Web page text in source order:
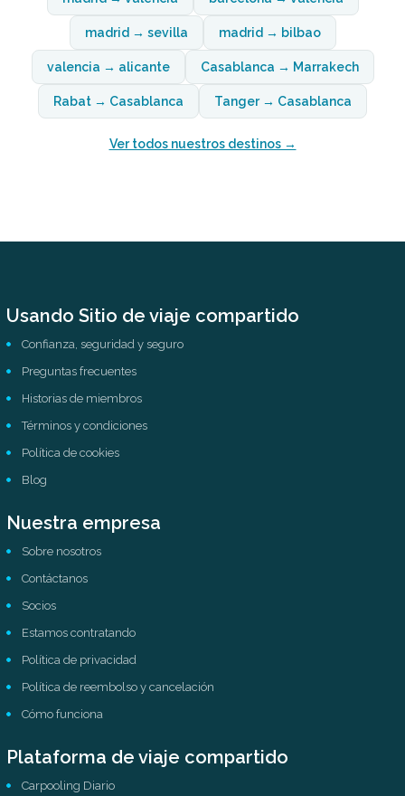
madrid → sevilla madrid → bilbao
valencia → alicante Casablanca → Marrakech
Rabat → Casablanca Tanger → Casablanca
Ver todos nuestros destinos →
Usando Sitio de viaje compartido
Confianza, seguridad y seguro
Preguntas frecuentes
Historias de miembros
Términos y condiciones
Política de cookies
Blog
Nuestra empresa
Sobre nosotros
Contáctanos
Socios
Estamos contratando
Política de privacidad
Política de reembolso y cancelación
Cómo funciona
Plataforma de viaje compartido
Carpooling Diario